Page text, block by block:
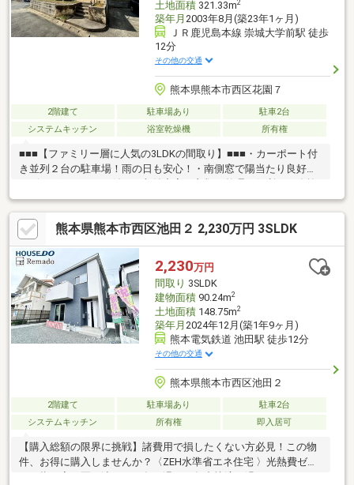
土地面積321.33m2
築年月 2003年8月(築23年1ヶ月)
ＪＲ鹿児島本線 崇城大学前駅 徒歩
12分
その他の交通
熊本県熊本市西区花園７
2階建て 駐車場あり
駐車2台
システムキッチン
浴室乾燥機 所有権
■■■【ファミリー層に人気の3LDKの間取り】■■■・カーポート付
き並列２台の駐車場！雨の日も安心！・南側窓で陽当たり良好な
があり開放的な空間。・ウッドデッキ付きのお庭があります。
様々な用途でご使用いただけます。・角地に立地しているので、
日当たり通風良好です。■■■【生活のしやすい閑静な住宅街】
■■■・花園小学校、井芹中学校エリア・柿原第一ストアまで徒歩
約2分、24時間営業のメガセンタートライアル上熊本まで車で約4
分の距離と買い物の負担を軽減・最寄りの前川バス停まで徒歩約
２分と桜町バスターミナルまで利便性良い立地！
熊本県熊本市西区池田２ 2,230万円 3SLDK
2,230万円
間取り 3SLDK
建物面積90.24m2
土地面積148.75m2
築年月 2024年12月(築1年9ヶ月)
熊本電気鉄道 池田駅 徒歩12分
その他の交通
熊本県熊本市西区池田２
2階建て 駐車場あり
駐車2台
システムキッチン
所有権 即入居可
【購入総額の限界に挑戦】諸費用で損したくない方必見！この物
件、お得に購入しませんか？〈ZEH水準省エネ住宅 〉光熱費ゼロ